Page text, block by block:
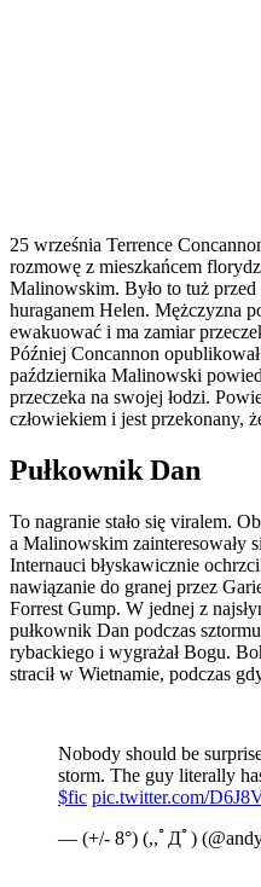
25 września Terrence
rozmowę z mieszkańcem
Malinowskim. Było to tuż
huraganem Helen. Mężczyzna
ewakuować i ma zamiar
Później Concannon
października Malinowski
przeczeka na swojej łodzi.
człowiekiem i jest przekonany,
Pułkownik Dan
To nagranie stało się viralem.
a Malinowskim zainteresowały
Internauci błyskawicznie
nawiązanie do granej przez
Forrest Gump. W jednej z
pułkownik Dan podczas
rybackiego i wygrażał Bogu.
stracił w Wietnamie, podczas
Nobody should be
storm. The guy literally
$fic pic.twitter.com/
— (+/- 8°) (,,ﾟДﾟ)